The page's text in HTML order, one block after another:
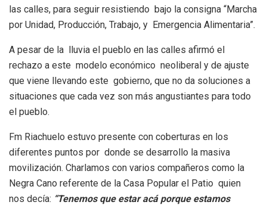
las calles, para seguir resistiendo bajo la consigna “Marcha
por Unidad, Producción, Trabajo, y Emergencia Alimentaria”.
A pesar de la lluvia el pueblo en las calles afirmó el
rechazo a este modelo económico neoliberal y de ajuste
que viene llevando este gobierno, que no da soluciones a
situaciones que cada vez son más angustiantes para todo
el pueblo.
Fm Riachuelo estuvo presente con coberturas en los
diferentes puntos por donde se desarrollo la masiva
movilización. Charlamos con varios compañeros como la
Negra Cano referente de la Casa Popular el Patio quien
nos decía: “Tenemos que estar acá porque estamos